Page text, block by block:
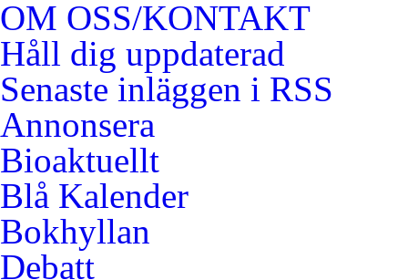
OM OSS/KONTAKT
Håll dig uppdaterad
Senaste inläggen i RSS
Annonsera
Bioaktuellt
Blå Kalender
Bokhyllan
Debatt